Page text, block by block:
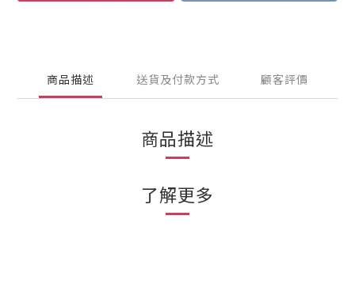
商品描述 送貨及付款方式 顧客評價
商品描述
了解更多